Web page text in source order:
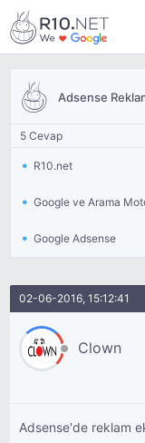
Adsense
5 Cevap
R10.net
Google ve Arama
Google Adsense
02-06-2016, 15:12:41
Clown
Adsense'de reklam